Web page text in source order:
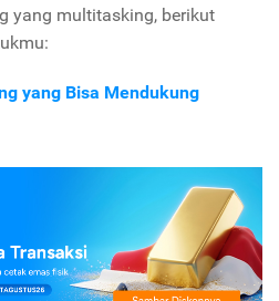
yang multitasking, berikut
yang Bisa Mendukung